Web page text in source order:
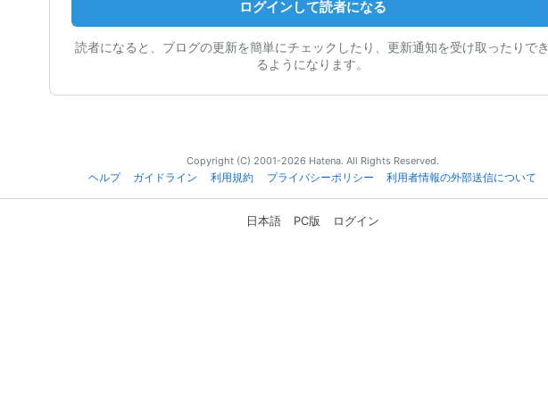
ログインして読者になる
読者になると、ブログの更新を簡単にチェックしたり、更新通知を受け取ったりでき
るようになります。
Copyright (C) 2001-2026 Hatena. All Rights Reserved.
ヘルプ
ガイドライン 利用規約 プライバシーポリシー 利用者情報の外部送信について
日本語 PC版 ログイン